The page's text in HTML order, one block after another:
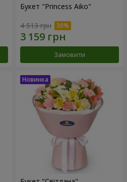
Букет "Princess Aiko"
4 513 грн
Замовити